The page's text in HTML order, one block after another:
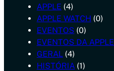
APPLE (4)
APPLE WATCH (0)
EVENTOS (0)
EVENTOS DA APPLE
GERAL (4)
HISTÓRIA (1)